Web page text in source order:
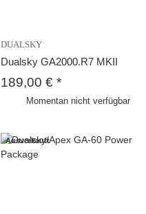
DUALSKY
Dualsky GA2000.R7 MKII
189,00 € *
Momentan nicht verfügbar
Ausverkauft